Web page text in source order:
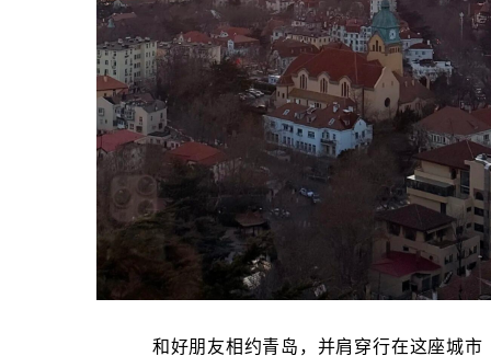
和好朋友相约青岛，并肩穿行在这座城市